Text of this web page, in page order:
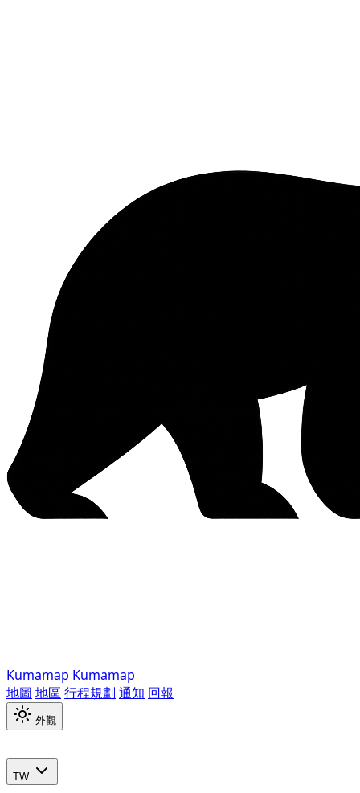
Kumamap Kumamap
地圖 地區 行程規劃 通知 回報
外觀
TW